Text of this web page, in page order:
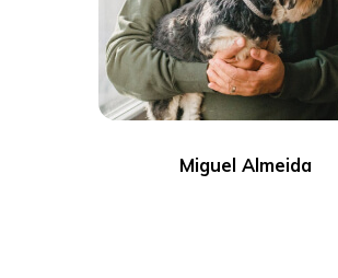
Miguel Almeida